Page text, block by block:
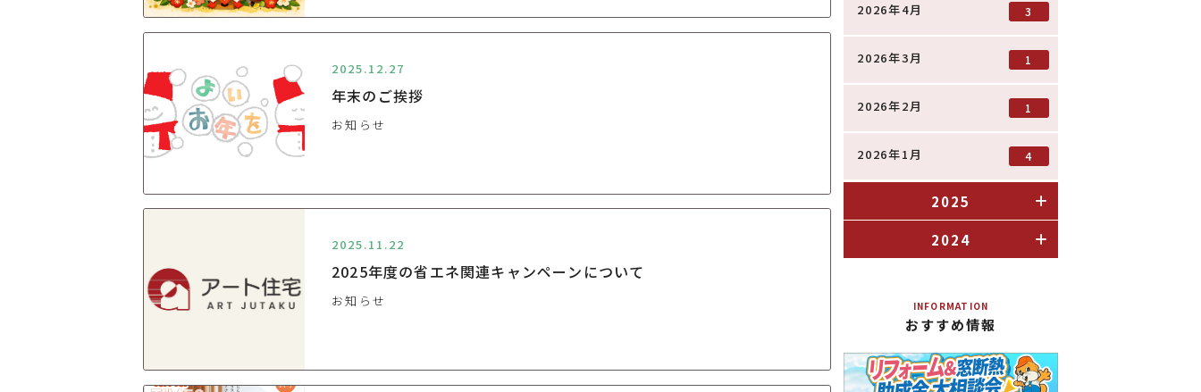
2025.12.27
年末のご挨拶
お知らせ
2025.11.22
2025年度の省エネ関連キャンペーンについて
お知らせ
2026年4月 3
2026年3月 1
2026年2月 1
2026年1月 4
2025
2024
INFORMATION
おすすめ情報